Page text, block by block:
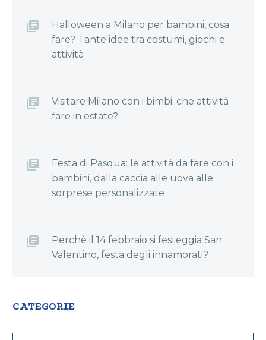
Halloween a Milano per bambini, cosa
fare? Tante idee tra costumi, giochi e
attività
Visitare Milano con i bimbi: che attività
fare in estate?
Festa di Pasqua: le attività da fare con i
bambini, dalla caccia alle uova alle
sorprese personalizzate
Perchè il 14 febbraio si festeggia San
Valentino, festa degli innamorati?
CATEGORIE